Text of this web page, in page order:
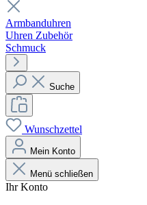
Armbanduhren
Uhren Zubehör
Schmuck
Suche
Wunschzettel
Mein Konto
Menü schließen
Ihr Konto